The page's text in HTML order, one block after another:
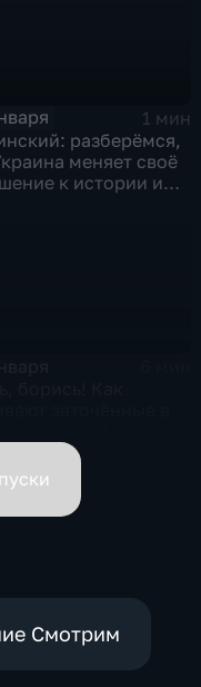
1 мин
разберёмся,
меняет своё
к истории и
Смотрим